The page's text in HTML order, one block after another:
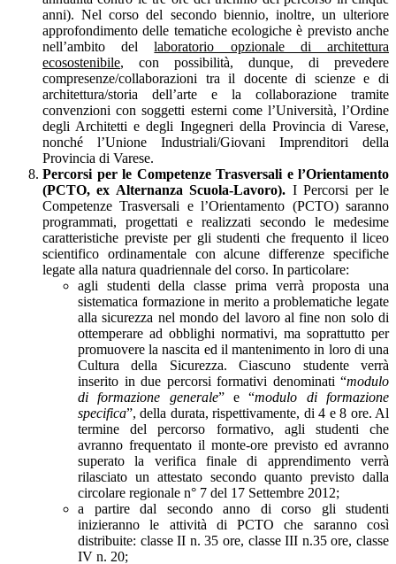
anni). Nel corso del secondo biennio, inoltre, un ulteriore
approfondimento delle tematiche ecologiche è previsto anche
nell’ambito dellaboratorio opzionale di architettura
ecosostenibile, con possibilità, dunque, di prevedere
compresenze/collaborazioni tra il docente di scienze e di
architettura/storia dell’arte e la collaborazione tramite
convenzioni con soggetti esterni come l’Università, l’Ordine
degli Architetti e degli Ingegneri della Provincia di Varese,
nonché l’Unione Industriali/Giovani Imprenditori della
Provincia di Varese.
Percorsi per le Competenze Trasversali e l’Orientamento
(PCTO, ex Alternanza Scuola-Lavoro). I Percorsi per le
Competenze Trasversali e l’Orientamento (PCTO) saranno
programmati, progettati e realizzati secondo le medesime
caratteristiche previste per gli studenti che frequento il liceo
scientifico ordinamentale con alcune differenze specifiche
legate alla natura quadriennale del corso. In particolare:
agli studenti della classe prima verrà proposta una
sistematica formazione in merito a problematiche legate
alla sicurezza nel mondo del lavoro al fine non solo di
ottemperare ad obblighi normativi, ma soprattutto per
promuovere la nascita ed il mantenimento in loro di una
Cultura della Sicurezza. Ciascuno studente verrà
inserito in due percorsi formativi denominati “modulo
di formazione generale” e “modulo di formazione
specifica”, della durata, rispettivamente, di 4 e 8 ore. Al
termine del percorso formativo, agli studenti che
avranno frequentato il monte-ore previsto ed avranno
superato la verifica finale di apprendimento verrà
rilasciato un attestato secondo quanto previsto dalla
circolare regionale n° 7 del 17 Settembre 2012;
a partire dal secondo anno di corso gli studenti
inizieranno le attività di PCTO che saranno così
distribuite: classe II n. 35 ore, classe III n.35 ore, classe
IV n. 20;